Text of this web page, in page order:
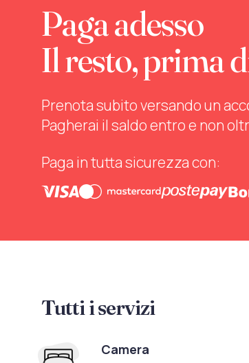
Paga adesso
Il resto, prima
Prenota subito versando un
Pagherai il saldo entro e non
Paga in tutta sicurezza con:
Tutti i servizi
Camera